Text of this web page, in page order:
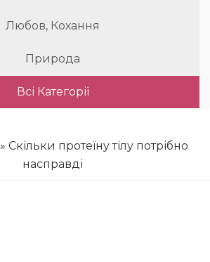
Любов, Кохання
Природа
Всі Категорії
» Скільки протеїну тілу потрібно
насправді